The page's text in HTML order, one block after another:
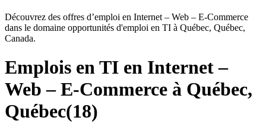
Découvrez des offres d’emploi en Internet – Web – E-Commerce
dans le domaine opportunités d'emploi en TI à Québec, Québec,
Canada.
Emplois en TI en Internet –
Web – E-Commerce à Québec,
Québec(18)